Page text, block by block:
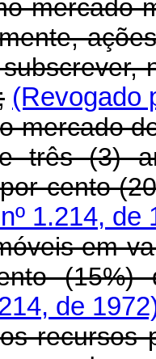
mercado
(Revogado
mercado
três (3)
cento
1.214, de
em
(15%)
de
recursos